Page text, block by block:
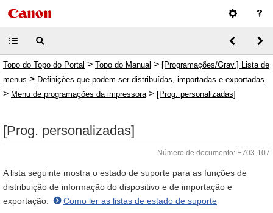
Topo do Topo do Portal > Topo do Manual > [Programações/Grav.] Lista de
menus > Definições que podem ser distribuídas, importadas e exportadas
> Menu de programações da impressora > [Prog. personalizadas]
[Prog. personalizadas]
Número de documento: E703-107
A lista seguinte mostra o estado de suporte para as funções de
distribuição de informação do dispositivo e de importação e
exportação.
Como ler as listas de estado de suporte